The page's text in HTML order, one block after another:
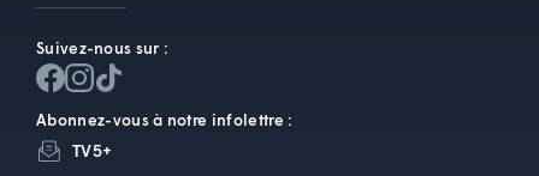
Suivez-nous sur :
Abonnez-vous à notre infolettre :
TV5+